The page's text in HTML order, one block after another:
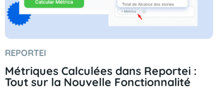
REPORTEI
Métriques Calculées dans Reportei :
Tout sur la Nouvelle Fonctionnalité